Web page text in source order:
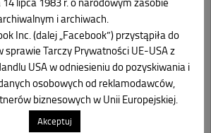
Ostatnie wpisy
do Rodziców i Opiekunów
Przedszkola Grupa „Misie”
rozwój psychoruchowy – maj, czerwiec
i archiwach.
Inc. (dalej „Facebook”) przystąpiła do
sprawie Tarczy Prywatności UE-USA z
USA w odniesieniu do pozyskiwania i
osobowych od reklamodawców,
biznesowych w Unii Europejskiej.
Akceptuj